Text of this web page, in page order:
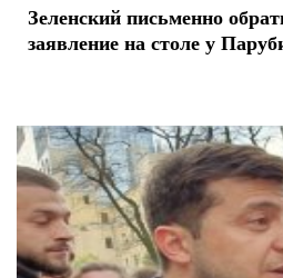
Зеленский письменно
заявление на столе у